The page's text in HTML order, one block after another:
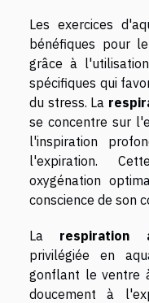
Les exercices
bénéfiques pour
grâce à
spécifiques qui
du stress. La
se concentre sur
l'inspiration
l'expiration.
oxygénation
conscience de son
La respiration
privilégiée en
gonflant le ventre
doucement à